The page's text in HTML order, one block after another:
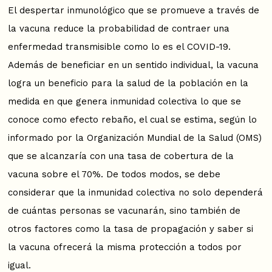
El despertar inmunológico que se promueve a través de
la vacuna reduce la probabilidad de contraer una
enfermedad transmisible como lo es el COVID-19.
Además de beneficiar en un sentido individual, la vacuna
logra un beneficio para la salud de la población en la
medida en que genera inmunidad colectiva lo que se
conoce como efecto rebaño, el cual se estima, según lo
informado por la Organización Mundial de la Salud (OMS)
que se alcanzaría con una tasa de cobertura de la
vacuna sobre el 70%. De todos modos, se debe
considerar que la inmunidad colectiva no solo dependerá
de cuántas personas se vacunarán, sino también de
otros factores como la tasa de propagación y saber si
la vacuna ofrecerá la misma protección a todos por
igual.